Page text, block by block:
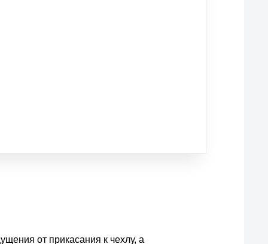
от прикасания к чехлу, а